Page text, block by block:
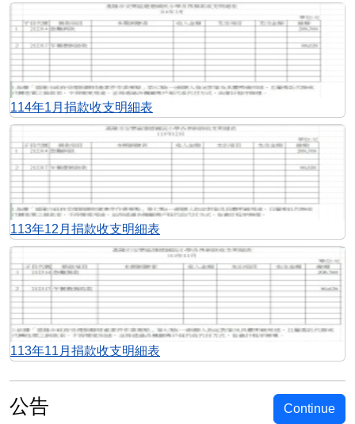
114年1月捐款收支明細表
113年12月捐款收支明細表
113年11月捐款收支明細表
公告 Continue